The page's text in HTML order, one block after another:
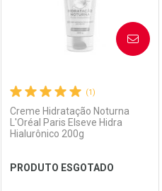
Ativar Desconto
(1)
Creme Hidratação Noturna
L'Oréal Paris Elseve Hidra
Hialurônico 200g
PRODUTO ESGOTADO
AVISE-ME